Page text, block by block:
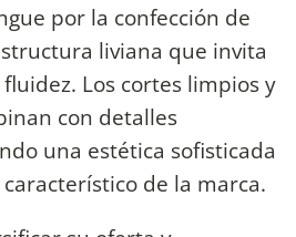
por la confección de
liviana que invita
Los cortes limpios y
con detalles
una estética sofisticada
de la marca.